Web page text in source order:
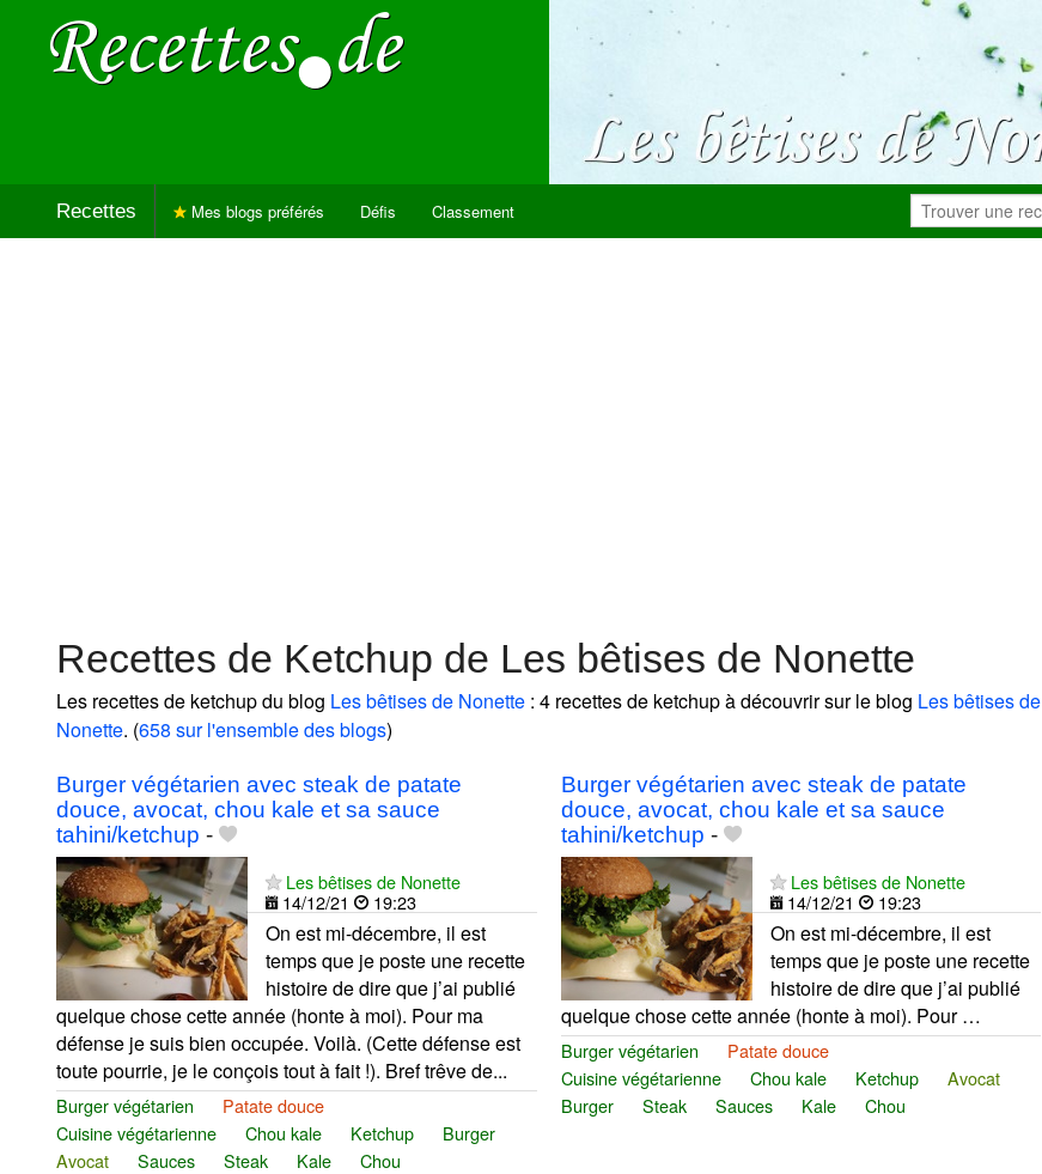
Recettes Mes blogs préférés Défis Classement
Recettes de Ketchup de Les bêtises de Nonette
Les recettes de ketchup du blog Les bêtises de Nonette : 4 recettes de ketchup à découvrir sur le blog Les bêtises de
Nonette. (658 sur l'ensemble des blogs)
Burger végétarien avec steak de patate
douce, avocat, chou kale et sa sauce
tahini/ketchup -
Les bêtises de Nonette
14/12/21
19:23
On est mi-décembre, il est
temps que je poste une recette
histoire de dire que j’ai publié
quelque chose cette année (honte à moi). Pour ma
défense je suis bien occupée. Voilà. (Cette défense est
toute pourrie, je le conçois tout à fait !). Bref trêve de...
Burger végétarien
Patate douce
Cuisine végétarienne
Chou kale Ketchup
Burger
Avocat
Sauces Steak Kale Chou
Burger végétarien avec steak de patate
douce, avocat, chou kale et sa sauce
tahini/ketchup -
Les bêtises de Nonette
14/12/21
19:23
On est mi-décembre, il est
temps que je poste une recette
histoire de dire que j’ai publié
quelque chose cette année (honte à moi). Pour …
Burger végétarien
Patate douce
Cuisine végétarienne
Chou kale Ketchup
Avocat
Burger
Steak Sauces Kale Chou